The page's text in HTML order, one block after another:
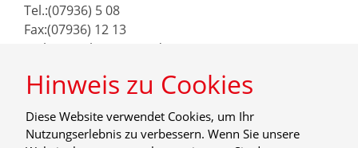
Tel.:(07936) 5 08
Fax:(07936) 12 13
maler@malermaurer.de
Hinweis zu Cookies
Diese Website verwendet Cookies, um Ihr
Nutzungserlebnis zu verbessern. Wenn Sie unsere